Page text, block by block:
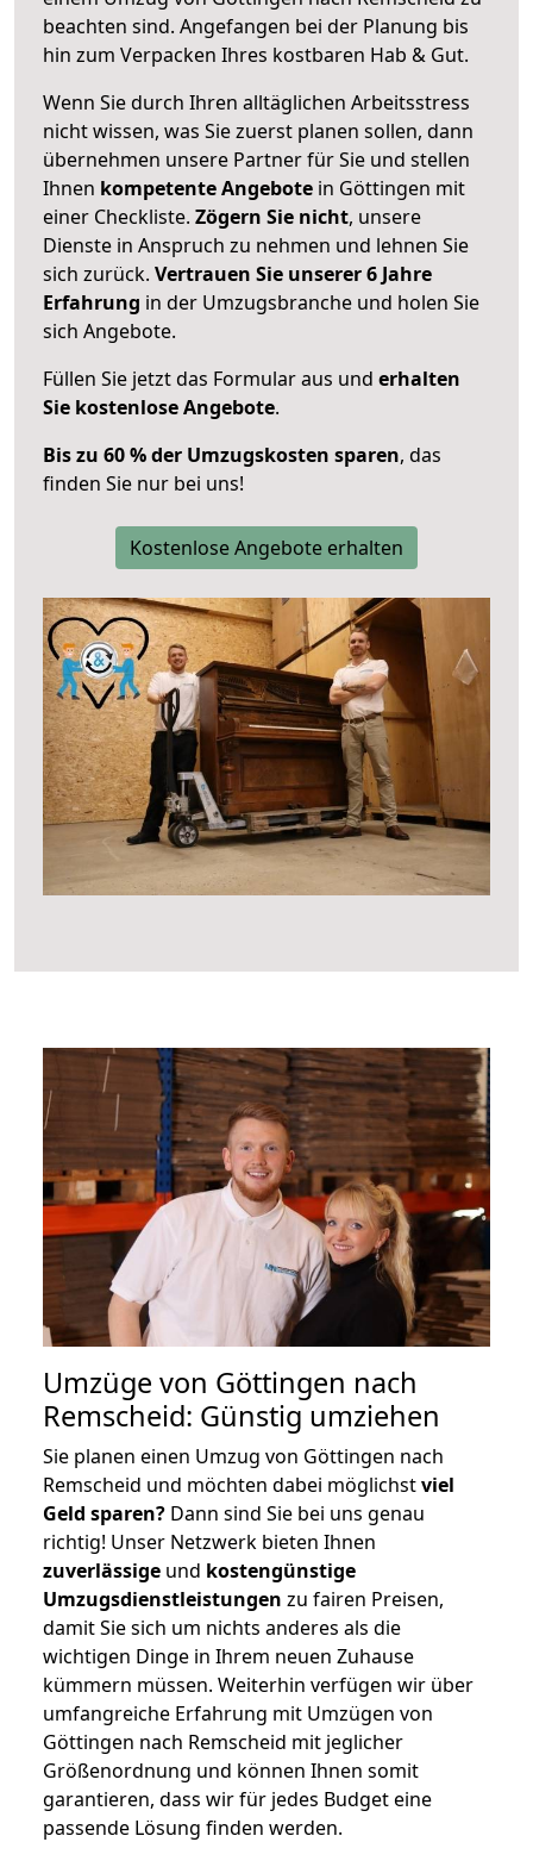
beachten sind. Angefangen bei der Planung bis
hin zum Verpacken Ihres kostbaren Hab & Gut.
Wenn Sie durch Ihren alltäglichen Arbeitsstress
nicht wissen, was Sie zuerst planen sollen, dann
übernehmen unsere Partner für Sie und stellen
Ihnen kompetente Angebote in Göttingen mit
einer Checkliste. Zögern Sie nicht, unsere
Dienste in Anspruch zu nehmen und lehnen Sie
sich zurück. Vertrauen Sie unserer 6 Jahre
Erfahrung in der Umzugsbranche und holen Sie
sich Angebote.
Füllen Sie jetzt das Formular aus und erhalten
Sie kostenlose Angebote.
Bis zu 60 % der Umzugskosten sparen, das
finden Sie nur bei uns!
Kostenlose Angebote erhalten
Umzüge von Göttingen nach
Remscheid: Günstig umziehen
Sie planen einen Umzug von Göttingen nach
Remscheid und möchten dabei möglichstviel
Geld sparen? Dann sind Sie bei uns genau
richtig! Unser Netzwerk bieten Ihnen
zuverlässige und kostengünstige
Umzugsdienstleistungen zu fairen Preisen,
damit Sie sich um nichts anderes als die
wichtigen Dinge in Ihrem neuen Zuhause
kümmern müssen. Weiterhin verfügen wir über
umfangreiche Erfahrung mit Umzügen von
Göttingen nach Remscheid mit jeglicher
Größenordnung und können Ihnen somit
garantieren, dass wir für jedes Budget eine
passende Lösung finden werden.